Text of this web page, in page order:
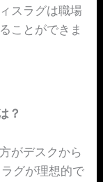
スラグは職場
ことができま
？
がデスクから
グが理想的で